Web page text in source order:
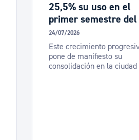
25,5% su uso en el
primer semestre del
24/07/2026
Este crecimiento
pone de manifiesto su
consolidación en la ciudad